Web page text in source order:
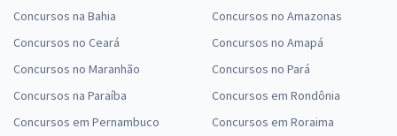
Concursos na Bahia
Concursos no Ceará
Concursos no Maranhão
Concursos na Paraíba
Concursos em Pernambuco
Concursos no Amazonas
Concursos no Amapá
Concursos no Pará
Concursos em Rondônia
Concursos em Roraima